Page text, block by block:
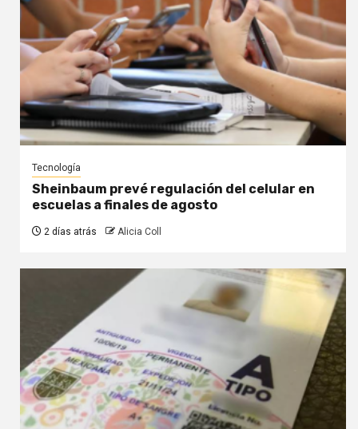
Tecnología
Sheinbaum prevé regulación del celular en
escuelas a finales de agosto
2 días atrás Alicia Coll